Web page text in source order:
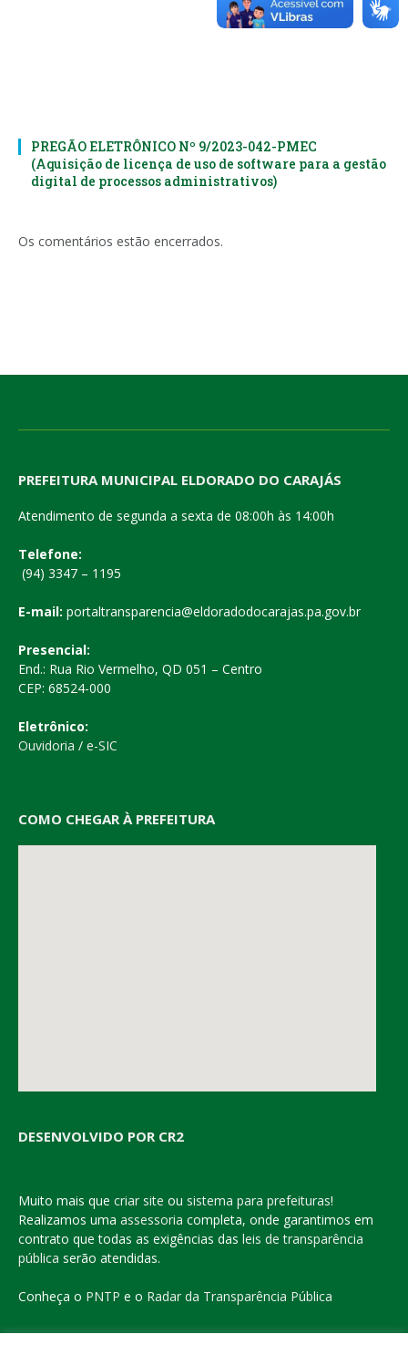
PREGÃO ELETRÔNICO Nº 9/2023-042-PMEC
(Aquisição de licença de uso de software para a gestão
digital de processos administrativos)
Os comentários estão encerrados.
PREFEITURA MUNICIPAL ELDORADO DO CARAJÁS
Atendimento de segunda a sexta de 08:00h às 14:00h
Telefone:
(94) 3347 – 1195
E-mail: portaltransparencia@eldoradodocarajas.pa.gov.br
Presencial:
End.: Rua Rio Vermelho, QD 051 – Centro
CEP: 68524-000
Eletrônico:
Ouvidoria / e-SIC
COMO CHEGAR À PREFEITURA
DESENVOLVIDO POR CR2
Muito mais que criar site ou sistema para prefeituras!
Realizamos uma assessoria completa, onde garantimos em
contrato que todas as exigências das leis de transparência
pública serão atendidas.
Conheça o PNTP e o Radar da Transparência Pública